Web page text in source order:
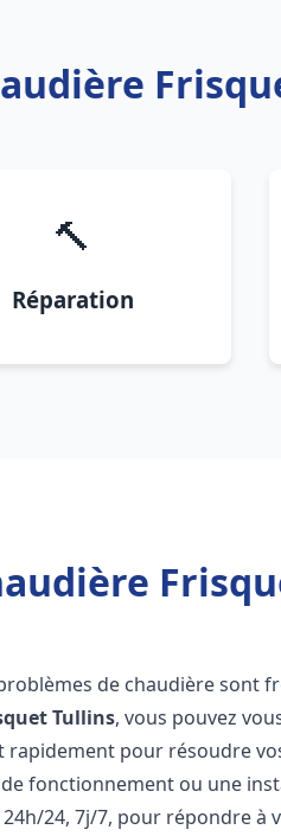
🔨
Réparation
de chaudière sont
Tullins, vous pouvez
pour résoudre
fonctionnement ou une
24, 7j/7, pour répondre à